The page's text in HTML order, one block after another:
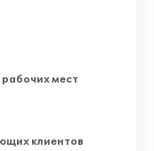
мест
клиентов